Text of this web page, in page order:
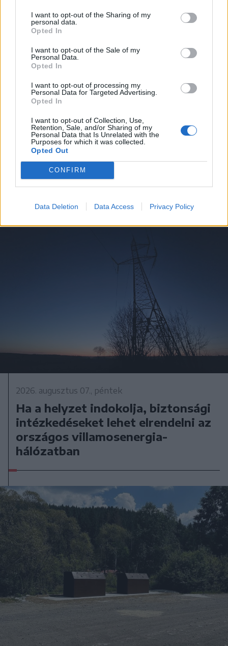
I want to opt-out of the Sharing of my
personal data.
Opted In
I want to opt-out of the Sale of my
Personal Data.
Opted In
I want to opt-out of processing my
Personal Data for Targeted Advertising.
Opted In
I want to opt-out of Collection, Use,
Retention, Sale, and/or Sharing of my
Personal Data that Is Unrelated with the
Purposes for which it was collected.
Opted Out
CONFIRM
Data Deletion Data Access Privacy Policy
Visszaküldte a parlamentnek
Nicușor Dan a közel 900 medve
kilövését lehetővé tevő törvényt
2026. augusztus 07., péntek
Ha a helyzet indokolja, biztonsági
intézkedéseket lehet elrendelni az
országos villamosenergia-
hálózatban